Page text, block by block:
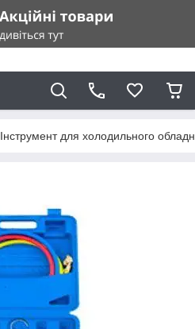
Інструмент для холодильного